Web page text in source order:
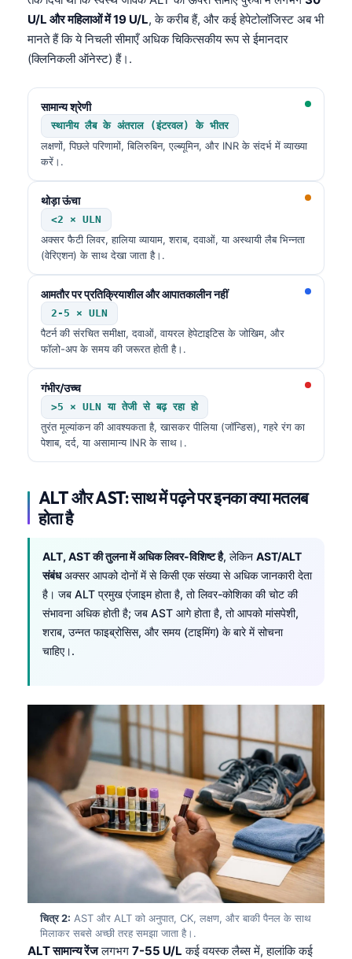
U/L और महिलाओं में 19 U/L, के करीब हैं, और कई हेपेटोलॉजिस्ट अब भी
मानते हैं कि ये निचली सीमाएँ अधिक चिकित्सकीय रूप से ईमानदार
(क्लिनिकली ऑनेस्ट) हैं।.
सामान्य श्रेणी
स्थानीय लैब के अंतराल (इंटरवल) के भीतर
लक्षणों, पिछले परिणामों, बिलिरुबिन, एल्ब्यूमिन, और INR के संदर्भ में व्याख्या
करें।.
थोड़ा ऊंचा
<2 × ULN
अक्सर फैटी लिवर, हालिया व्यायाम, शराब, दवाओं, या अस्थायी लैब भिन्नता
(वेरिएशन) के साथ देखा जाता है।.
आमतौर पर प्रतिक्रियाशील और आपातकालीन नहीं
2-5 × ULN
पैटर्न की संरचित समीक्षा, दवाओं, वायरल हेपेटाइटिस के जोखिम, और
फॉलो-अप के समय की जरूरत होती है।.
गंभीर/उच्च
>5 × ULN या तेजी से बढ़ रहा हो
तुरंत मूल्यांकन की आवश्यकता है, खासकर पीलिया (जॉन्डिस), गहरे रंग का
पेशाब, दर्द, या असामान्य INR के साथ।.
ALT और AST: साथ में पढ़ने पर इनका क्या मतलब
होता है
ALT, AST की तुलना में अधिक लिवर-विशिष्ट है, लेकिन AST/ALT
संबंधअक्सर आपको दोनों में से किसी एक संख्या से अधिक जानकारी देता
है। जब ALT प्रमुख एंजाइम होता है, तो लिवर-कोशिका की चोट की
संभावना अधिक होती है; जब AST आगे होता है, तो आपको मांसपेशी,
शराब, उन्नत फाइब्रोसिस, और समय (टाइमिंग) के बारे में सोचना
चाहिए।.
चित्र 2: AST और ALT को अनुपात, CK, लक्षण, और बाकी पैनल के साथ
मिलाकर सबसे अच्छी तरह समझा जाता है।.
ALT सामान्य रेंजलगभग 7-55 U/L कई वयस्क लैब्स में, हालांकि कई